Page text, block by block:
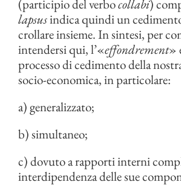
(participio del verbocollabi)
lapsusindica quindi un
crollare insieme. In sintesi, per
intendersi qui, l’«effondrement»
processo di cedimento della
socio-economica, in particolare:
a) generalizzato;
b) simultaneo;
c) dovuto a rapporti interni
interdipendenza delle sue